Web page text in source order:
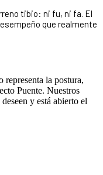
tibio: ni fu, ni fa. El
que realmente
representa la postura,
Puente. Nuestros
y está abierto el